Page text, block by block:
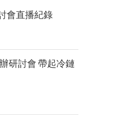
會直播紀錄
研討會 帶起冷鏈